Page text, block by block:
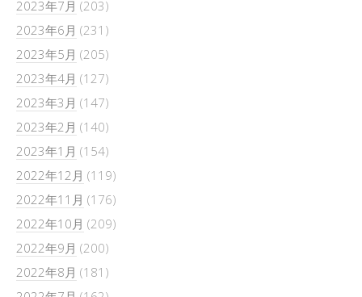
2023年7月 (203)
2023年6月 (231)
2023年5月 (205)
2023年4月 (127)
2023年3月 (147)
2023年2月 (140)
2023年1月 (154)
2022年12月 (119)
2022年11月 (176)
2022年10月 (209)
2022年9月 (200)
2022年8月 (181)